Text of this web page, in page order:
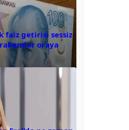
faiz getirisi sessiz
oraya